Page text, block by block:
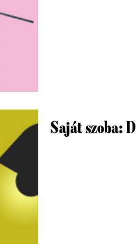
Saját szoba: